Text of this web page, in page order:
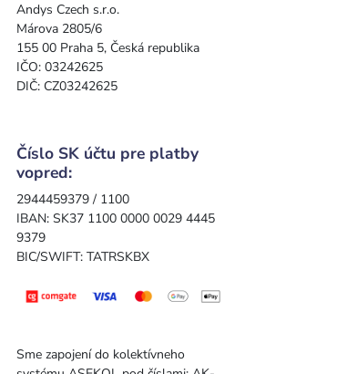
Andys Czech s.r.o.
Márova 2805/6
155 00 Praha 5, Česká republika
IČO: 03242625
DIČ: CZ03242625
Číslo SK účtu pre platby
vopred:
2944459379 / 1100
IBAN: SK37 1100 0000 0029 4445
9379
BIC/SWIFT: TATRSKBX
Sme zapojení do kolektívneho